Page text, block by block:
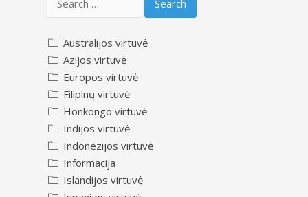
for:
Australijos virtuvė
Azijos virtuvė
Europos virtuvė
Filipinų virtuvė
Honkongo virtuvė
Indijos virtuvė
Indonezijos virtuvė
Informacija
Islandijos virtuvė